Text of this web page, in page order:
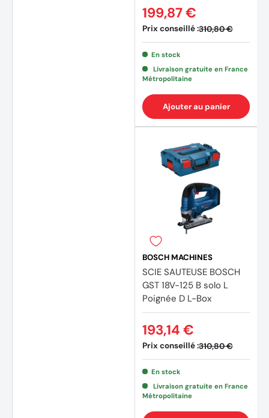
Prix conseillé :310,80 €
199,87 €
En stock
Livraison gratuite en France
Métropolitaine
Ajouter au panier
BOSCH MACHINES
SCIE SAUTEUSE BOSCH
GST 18V-125 B solo L
Poignée D L-Box
Prix conseillé :310,80 €
193,14 €
En stock
Livraison gratuite en France
Métropolitaine